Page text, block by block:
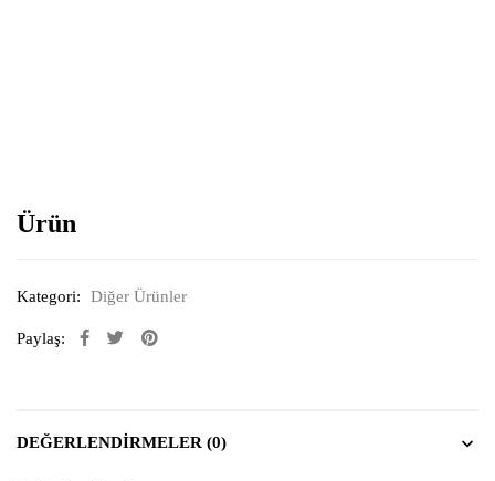
Ürün
Kategori: Diğer Ürünler
Paylaş:
DEĞERLENDIRMELER (0)